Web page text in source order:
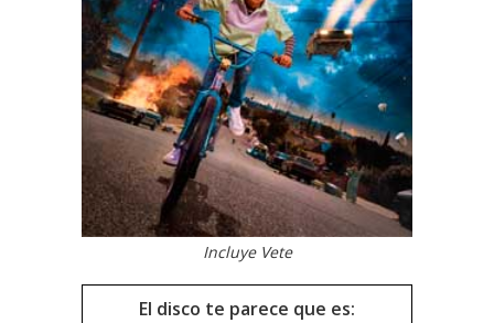
Incluye Vete
El disco te parece que es: